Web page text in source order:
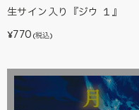
生サイン入り『ジウ １』
¥770 (税込)